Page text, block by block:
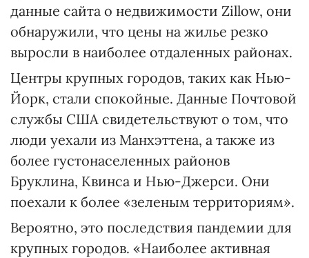
данные сайта о недвижимости Zillow, они
обнаружили, что цены на жилье резко
выросли в наиболее отдаленных районах.
Центры крупных городов, таких как Нью-
Йорк, стали спокойные. Данные Почтовой
службы США свидетельствуют о том, что
люди уехали из Манхэттена, а также из
более густонаселенных районов
Бруклина, Квинса и Нью-Джерси. Они
поехали к более «зеленым территориям».
Вероятно, это последствия пандемии для
крупных городов. «Наиболее активная